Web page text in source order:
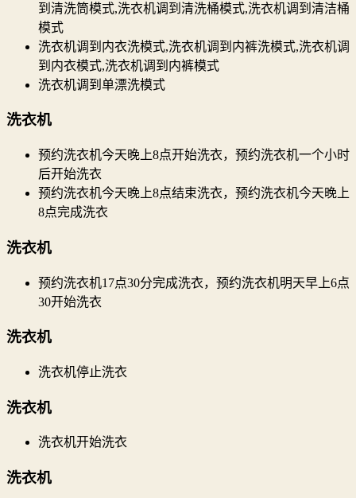
到清洗筒模式,洗衣机调到清洗桶模式,洗衣机调到清洁桶
模式
洗衣机调到内衣洗模式,洗衣机调到内裤洗模式,洗衣机调
到内衣模式,洗衣机调到内裤模式
洗衣机调到单漂洗模式
洗衣机
预约洗衣机今天晚上8点开始洗衣，预约洗衣机一个小时
后开始洗衣
预约洗衣机今天晚上8点结束洗衣，预约洗衣机今天晚上
8点完成洗衣
洗衣机
预约洗衣机17点30分完成洗衣，预约洗衣机明天早上6点
30开始洗衣
洗衣机
洗衣机停止洗衣
洗衣机
洗衣机开始洗衣
洗衣机